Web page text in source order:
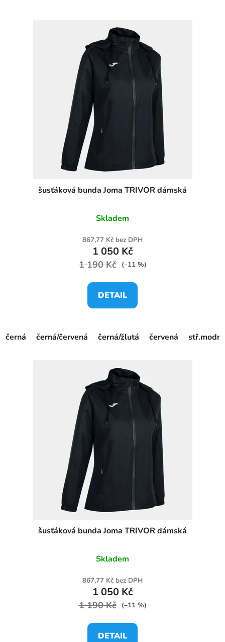
šusťáková bunda Joma TRIVOR dámská
Skladem
867,77 Kč bez DPH
1 050 Kč
1 190 Kč (–11 %)
DETAIL
černá černá/červená černá/žlutá červená stř.modrá
šusťáková bunda Joma TRIVOR dámská
Skladem
867,77 Kč bez DPH
1 050 Kč
1 190 Kč (–11 %)
DETAIL